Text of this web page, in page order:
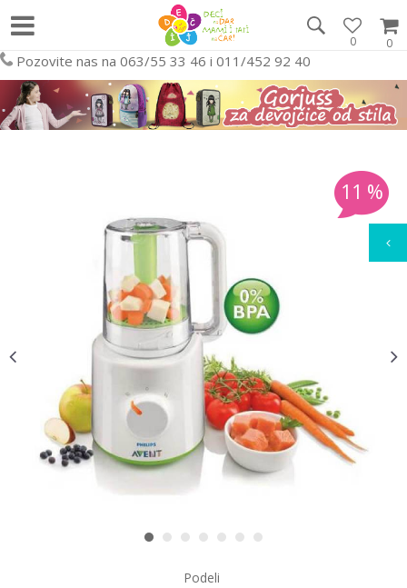
0
0
Pozovite nas na 063/55 33 46 i 011/452 92 40
1 2 3 4 5 6 7
11 %
Podeli